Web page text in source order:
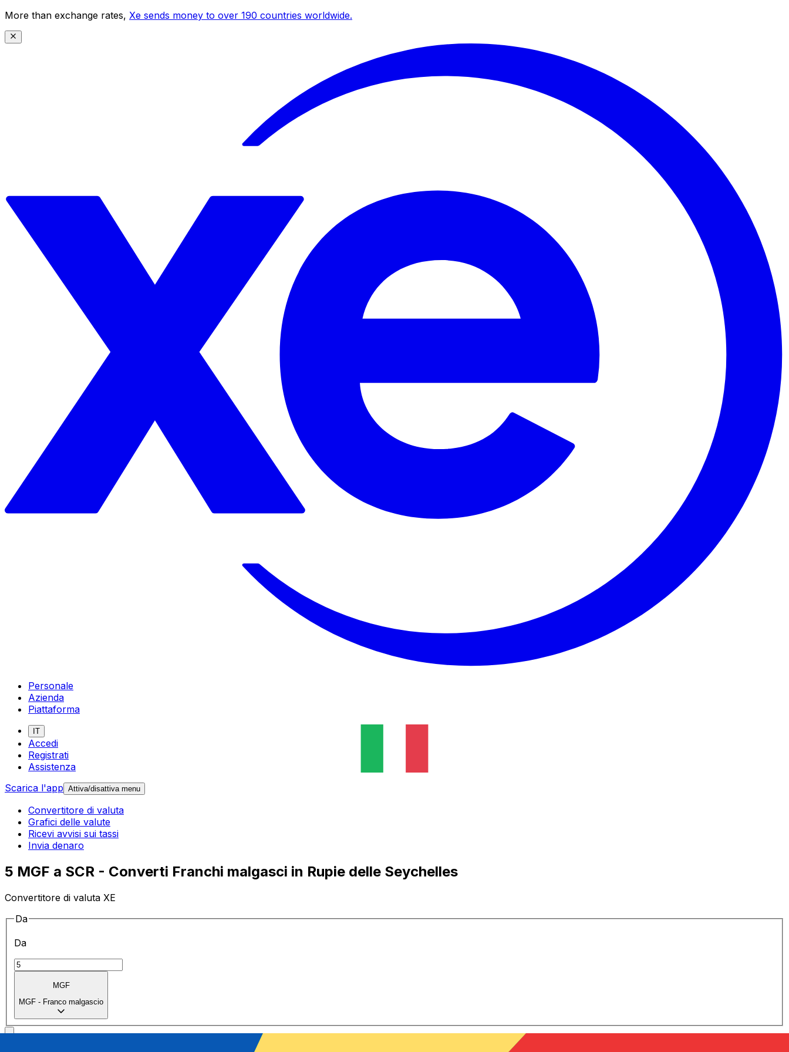
More than exchange rates, Xe sends money to over 190 countries worldwide.
Personale
Azienda
Piattaforma
IT
Accedi
Registrati
Assistenza
Scarica l'app Attiva/disattiva menu
Convertitore di valuta
Grafici delle valute
Ricevi avvisi sui tassi
Invia denaro
5 MGF a SCR - Converti Franchi malgasci in Rupie delle Seychelles
Convertitore di valuta XE
Da
Da
MGF
MGF - Franco malgascio